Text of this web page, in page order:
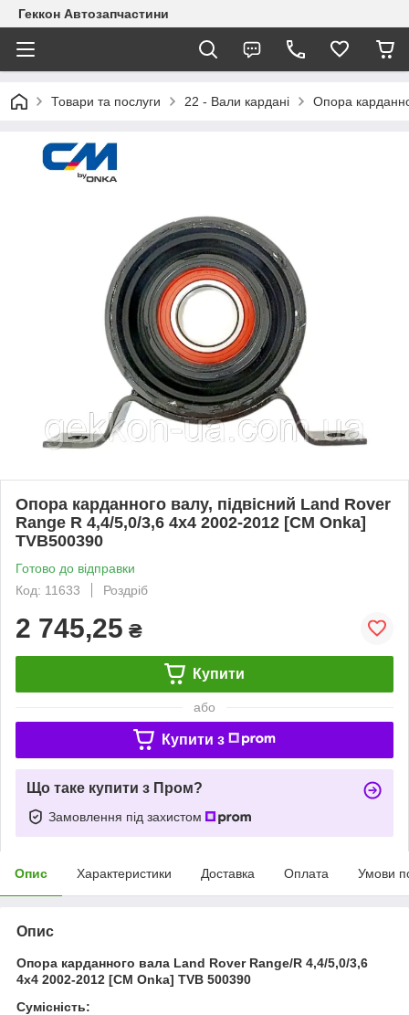
Геккон Автозапчастини
Товари та послуги 22 - Вали кардані Опора
Опора карданного валу, підвісний Land Rover
Range R 4,4/5,0/3,6 4x4 2002-2012 [CM Onka]
TVB500390
Готово до відправки
Код: 11633
Роздріб
2 745,25 ₴
Купити
або
Купити з
Що таке купити з Пром?
Замовлення під захистом
Опис Характеристики Доставка Оплата Умови
Опис
Опора карданного вала Land Rover Range/R 4,4/5,0/3,6
4x4 2002-2012 [СМ Onka] TVB 500390
Сумісність: